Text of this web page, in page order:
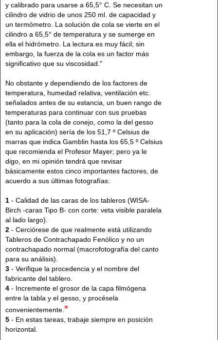
y calibrado para usarse a 65,5° C. Se necesitan un
cilindro de vidrio de unos 250 ml. de capacidad y
un termómetro. La solución de cola se vierte en el
cilindro a 65,5° de temperatura y se sumerge en
ella el hidrómetro. La lectura es muy fácil; sin
embargo, la fuerza de la cola es un factor más
significativo que su viscosidad."
No obstante y dependiendo de los factores de
temperatura, humedad relativa, ventilación etc.
señalados antes de su estancia, un buen rango de
temperaturas para continuar con sus pruebas
(tanto para la cola de conejo, como la del gesso
en su aplicación) sería de los 51,7 º Celsius de
marras que indica Gamblin hasta los 65,5 º Celsius
que recomienda el Profesor Mayer; pero ya le
digo, en mi opinión tendrá que revisar
básicamente estos cinco importantes factores, de
acuerdo a sus últimas fotografías:
1 - Calidad de las caras de los tableros (WISA-
Birch -caras Tipo B- con corte: veta visible paralela
al lado largo).
2 - Cerciórese de que realmente está utilizando
Tableros de Contrachapado Fenólico y no un
contrachapado normal (macrofotografía del canto
para su análisis).
3 - Verifique la procedencia y el nombre del
fabricante del tablero.
4 - Incremente el grosor de la capa filmógena
entre la tabla y el gesso, y procésela
convenientemente.*
5 - En estas tareas, trabaje siempre en posición
horizontal.